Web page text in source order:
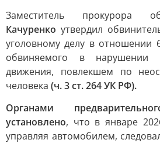
Заместитель прокурора
Качуренко утвердил
уголовному делу в отношении
обвиняемого в нарушении
движения, повлекшем по
человека (ч. 3 ст. 264 УК РФ).
Органами
установлено, что в январе
управляя автомобилем,